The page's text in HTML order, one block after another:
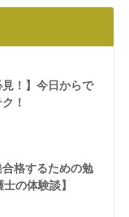
見！】今日からで
！
格するための勉
の体験談】